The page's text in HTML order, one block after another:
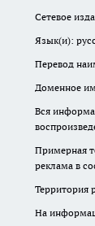
Сетевое
Язык(и):
Перевод
Доменное
Вся
Примерная
реклама в
Территория
На